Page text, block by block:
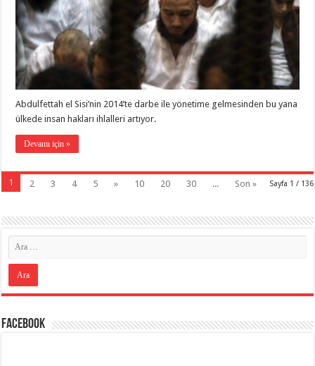
Abdulfettah el Sisi’nin 2014’te darbe ile yönetime gelmesinden bu yana
ülkede insan hakları ihlalleri artıyor.
Devamı için »
Sayfa 1 / 136
1 2 3 4 5 » 10 20 30 ... Son »
Facebook